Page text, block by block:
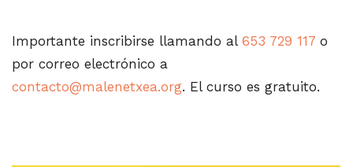
Importante inscribirse llamando al 653 729 117 o
por correo electrónico a
contacto@malenetxea.org. El curso es gratuito.